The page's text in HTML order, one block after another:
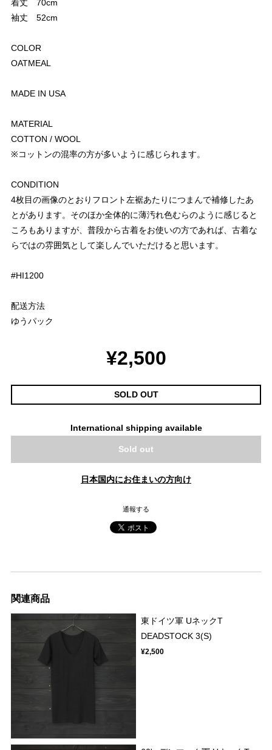
着丈 70cm
袖丈 52cm
COLOR
OATMEAL
MADE IN USA
MATERIAL
COTTON / WOOL
※コットンの混率の方が多いように感じられます。
CONDITION
4枚目の画像のとおりフロント左裾あたりにつまんで補修したあ
とがあります。そのほか全体的に薄汚れ色むらのように感じると
ころもありますが、普段から古着をお使いの方であれば、古着な
らではの雰囲気として楽しんでいただけると思います。
#HI1200
配送方法
ゆうパック
¥2,500
SOLD OUT
International shipping available
Sold out
日本国内にお住まいの方向け
通報する
関連商品
東ドイツ軍 UネックT
DEADSTOCK 3(S)
¥2,500